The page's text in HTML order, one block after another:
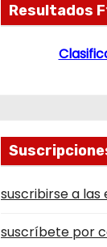
Resultados
suscribirse a las
suscríbete por